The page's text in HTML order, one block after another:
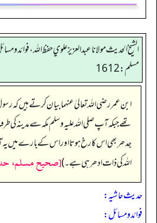
الشيخ الحديث مولانا عبدالعزيز علوي حفظ الله، فوائد
مسلم: 1612
ابن عمر رضی اللہ تعالیٰ عنہما بیان کرتے ہیں کہ
تھے جبکہ آپ صلی اللہ علیہ وسلم مکہ سے مدینہ
جدھر بھی اس کا رخ ہوتا اور اس کے بارے میں
اللہ کی ذات ادھر ہی ہے۔)[صحيح مسلم، حديث
حدیث حاشیہ:
فوائد ومسائل: